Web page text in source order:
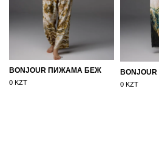
BONJOUR ПИЖАМА БЕЖ
0 KZT 0 KZT